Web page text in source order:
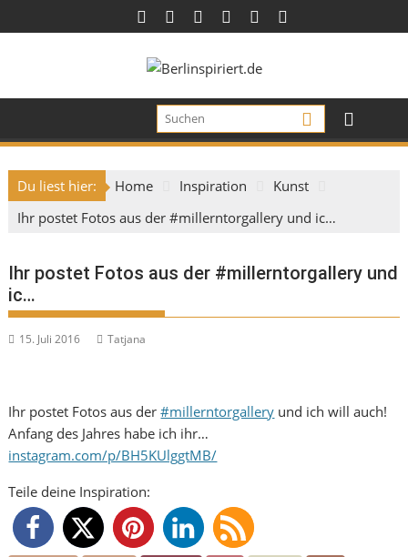
to
Du liest hier: Home Inspiration
Kunst
Ihr postet Fotos aus der #millerntorgallery und ic…
Ihr postet Fotos aus der #millerntorgallery und
ic…
15. Juli 2016 Tatjana
Ihr postet Fotos aus der#millerntorgallery und ich will auch!
Anfang des Jahres habe ich ihr…
instagram.com/p/BH5KUlggtMB/
Teile deine Inspiration: